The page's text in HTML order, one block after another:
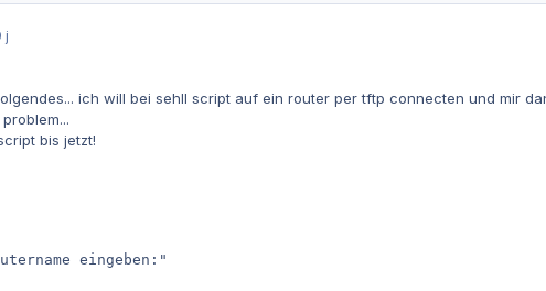
j
ich will bei sehll script auf ein router per tftp connecten und mir
bis jetzt!
eingeben:"